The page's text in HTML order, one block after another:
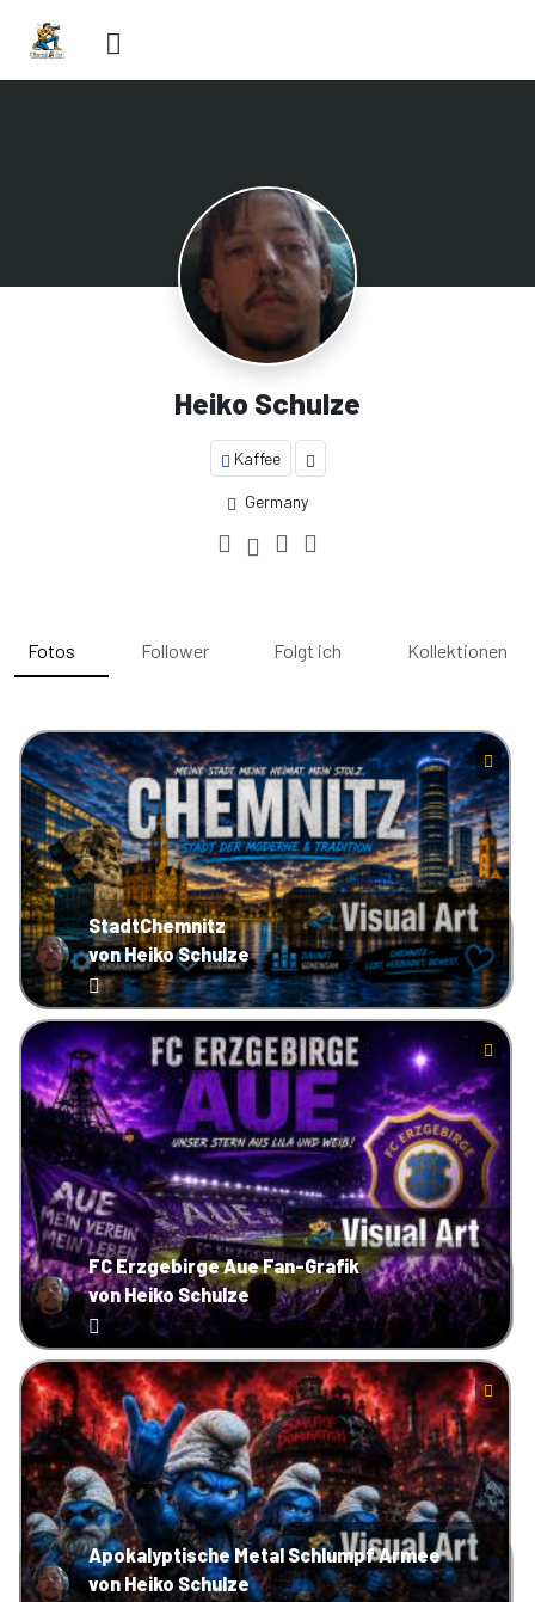
Heiko Schulze
Kaffee
Germany
Fotos Follower Folgt ich Kollektionen
StadtChemnitz
von Heiko Schulze
FC Erzgebirge Aue Fan-Grafik
von Heiko Schulze
Apokalyptische Metal Schlumpf Armee
von Heiko Schulze